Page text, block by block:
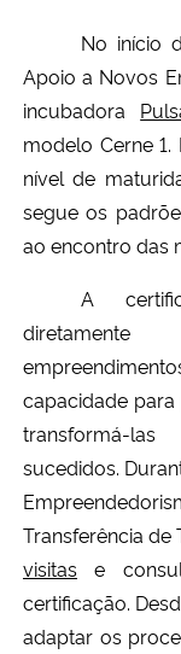
Ministério do Meio
Ministério do Turismo
Ministério do
Controladoria-Geral da
Ministério da Mulher, da
Secretaria-Geral
Secretaria de Governo
Gabinete de Segurança
Advocacia-Geral da União
Banco Central do Brasil
No início
Apoio a Novos
incubadora
modelo Cerne
nível de
segue os
ao encontro das
A
capacidade
transformá-
sucedidos.
Transferência de
visitas e
certificação.
adaptar os